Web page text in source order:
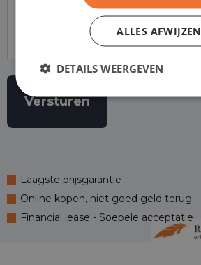
Laagste prijsgarantie
Online kopen, niet goed geld terug
Financial lease - Soepele acceptatie
ALLES AFWIJZEN
DETAILS WEERGEVEN